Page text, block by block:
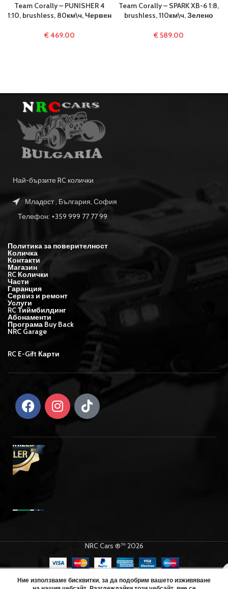
Team Corally – PUNISHER 4
1:10, brushless, 80км\ч, Червен
€469.00
Team Corally – SPARK XB-6 1:8,
brushless, 110км\ч, Зелено
€589.00
Най-бързите RC колички
Младост , България, София
Телефон: +359 999 77 77 99
Политика за поверителност
Количка
Контакти
Магазин
RC Колички
Части
Гаранция
Сервиз и ремонт
Услуги
RC Тиймбилдинг
Абонаменти
Програма Buy Back
NRC Garage
RC E-Gift Карти
NRC Cars ®™ 2026
Ние използваме бисквитки, за да подобрим вашето изживяване
Team
Corally